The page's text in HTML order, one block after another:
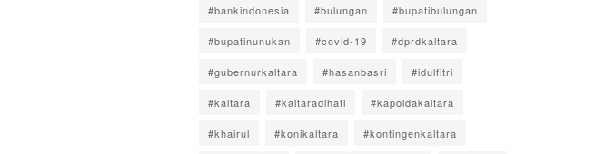
#bankindonesia #bulungan #bupatibulungan
#bupatinunukan #covid-19 #dprdkaltara
#gubernurkaltara #hasanbasri #idulfitri
#kaltara #kaltaradihati #kapoldakaltara
#khairul #konikaltara #kontingenkaltara